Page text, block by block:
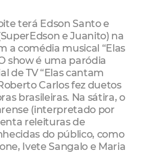
terá Edson Santo e
e Juanito) na
a comédia musical “Elas
show é uma paródia
de TV “Elas cantam
Carlos fez duetos
brasileiras. Na sátira, o
(interpretado por
releituras de
do público, como
Ivete Sangalo e Maria